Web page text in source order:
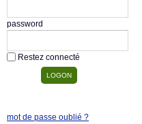
password
Restez connecté
mot de passe oublié ?